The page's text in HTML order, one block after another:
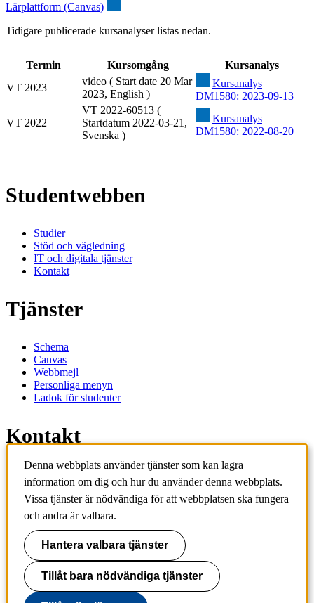
Lärplattform (Canvas)
Tidigare publicerade kursanalyser listas nedan.
Termin Kursomgång
Kursanalys
VT 2023
video ( Start date 20 Mar
2023, English )
Kursanalys
DM1580: 2023-09-13
VT 2022
VT 2022-60513 (
Startdatum 2022-03-21,
Svenska )
Kursanalys
DM1580: 2022-08-20
Studentwebben
Studier
Stöd och vägledning
IT och digitala tjänster
Kontakt
Tjänster
Schema
Canvas
Webbmejl
Personliga menyn
Ladok för studenter
Kontakt
Kontakta utbildningsprogram
Kontakta kurs
IT-support
KTH Entré
KTH
100 44 Stockholm
+46 8 790 60 00
info@kth.se
Denna webbplats använder tjänster som kan lagra
information om dig och hur du använder denna webbplats.
Vissa tjänster är nödvändiga för att webbplatsen ska fungera
och andra är valbara.
Hantera valbara tjänster
Tillåt bara nödvändiga tjänster